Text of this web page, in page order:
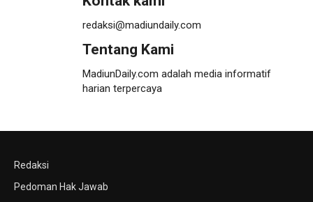
redaksi@madiundaily.com
Tentang Kami
MadiunDaily.com adalah media informatif
harian terpercaya
Redaksi
Pedoman Hak Jawab